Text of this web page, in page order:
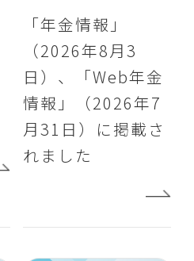
「年金情報」
（2026年8月3
日）、「Web年金
情報」（2026年7
月31日）に掲載さ
れました